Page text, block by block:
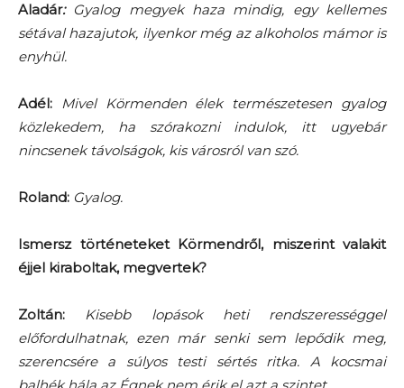
Aladár: Gyalog megyek haza mindig, egy kellemes
sétával hazajutok, ilyenkor még az alkoholos mámor is
enyhül.
Adél: Mivel Körmenden élek természetesen gyalog
közlekedem, ha szórakozni indulok, itt ugyebár
nincsenek távolságok, kis városról van szó.
Roland: Gyalog.
Ismersz történeteket Körmendről, miszerint valakit
éjjel kiraboltak, megvertek?
Zoltán:
Kisebb lopások heti rendszerességgel
előfordulhatnak, ezen már senki sem lepődik meg,
szerencsére a súlyos testi sértés ritka. A kocsmai